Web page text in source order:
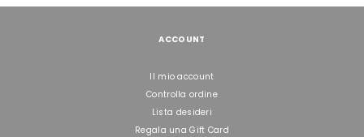
ACCOUNT
Il mio account
Controlla ordine
Lista desideri
Regala una Gift Card